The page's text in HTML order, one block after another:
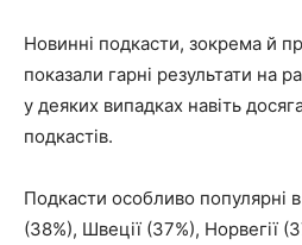
Новинні подкасти, зокрема й
показали гарні результати на
у деяких випадках навіть
подкастів.
Подкасти особливо популярні в
(38%), Швеції (37%), Норвегії